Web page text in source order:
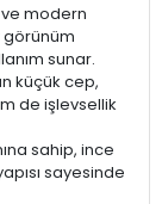
modern
sunar.
küçük cep,
de işlevsellik
sahip, ince
sayesinde